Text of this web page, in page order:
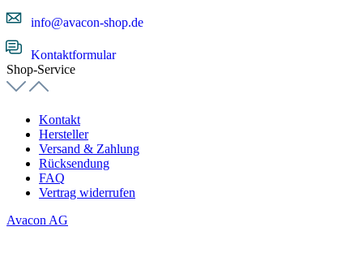
info@avacon-shop.de
Kontaktformular
Shop-Service
Kontakt
Hersteller
Versand & Zahlung
Rücksendung
FAQ
Vertrag widerrufen
Avacon AG